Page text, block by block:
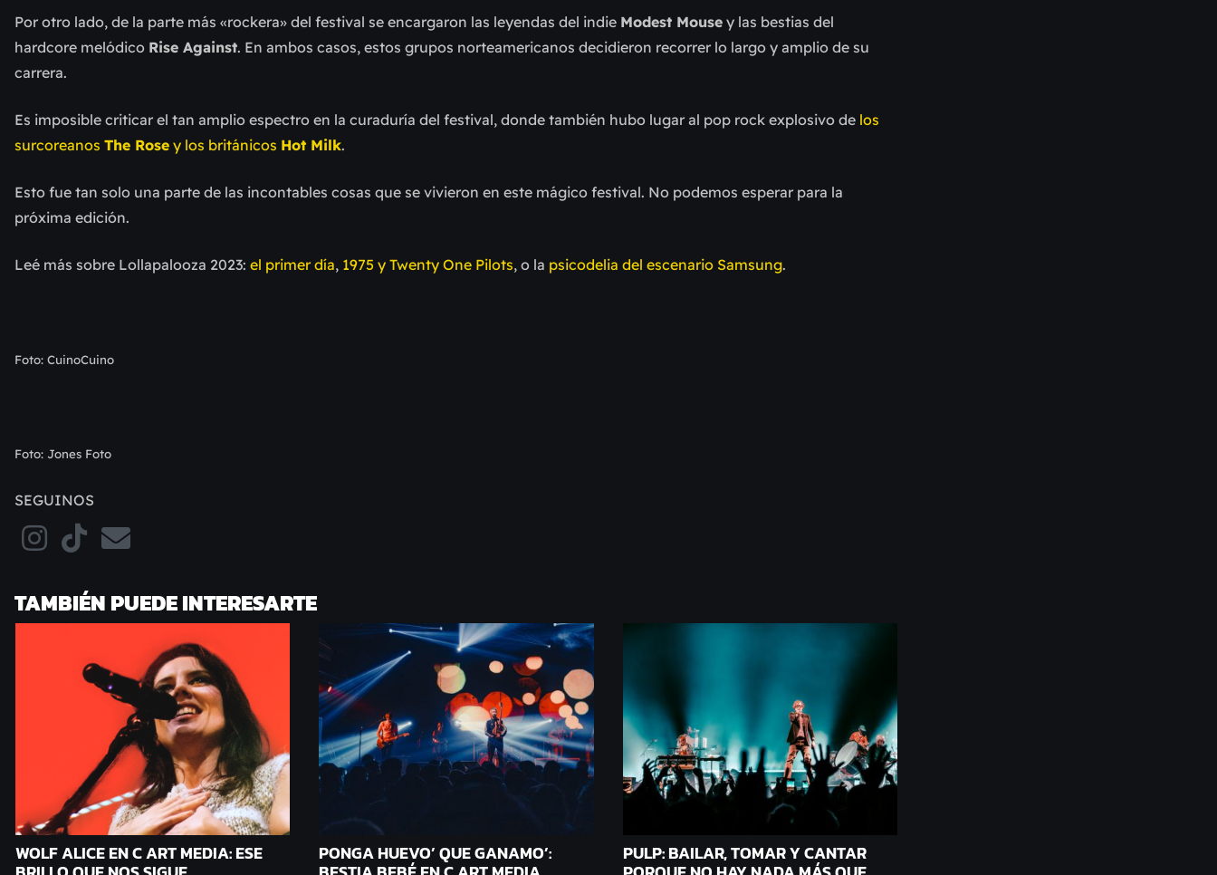
Por otro lado, de la parte más «rockera» del festival se encargaron las leyendas del indie Modest Mouse y las bestias del
hardcore melódico Rise Against. En ambos casos, estos grupos norteamericanos decidieron recorrer lo largo y amplio de su
carrera.
Es imposible criticar el tan amplio espectro en la curaduría del festival, donde también hubo lugar al pop rock explosivo de los
surcoreanos The Rose y los británicos Hot Milk.
Esto fue tan solo una parte de las incontables cosas que se vivieron en este mágico festival. No podemos esperar para la
próxima edición.
Leé más sobre Lollapalooza 2023: el primer día, 1975 y Twenty One Pilots, o la psicodelia del escenario Samsung.
Foto: CuinoCuino
Foto: Jones Foto
SEGUINOS
TAMBIÉN PUEDE INTERESARTE
WOLF ALICE EN C ART MEDIA: ESE
PONGA HUEVO’ QUE GANAMO’:
PULP: BAILAR, TOMAR Y CANTAR